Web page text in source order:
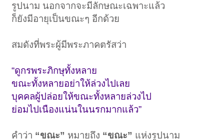
รูปนาม นอกจากจะมีลักษณะเฉพาะแล้ว
ก็ยังมีอายุเป็นขณะๆ อีกด้วย
สมดังที่พระผู้มีพระภาคตรัสว่า
“ดูกรพระภิกษุทั้งหลาย
ขณะทั้งหลายอย่าให้ล่วงไปเลย
บุคคลผู้ปล่อยให้ขณะทั้งหลายล่วงไป
ย่อมไปเนืองแน่นในนรกมากแล้ว”
คำว่า “ขณะ” หมายถึง “ขณะ” แห่งรูปนาม